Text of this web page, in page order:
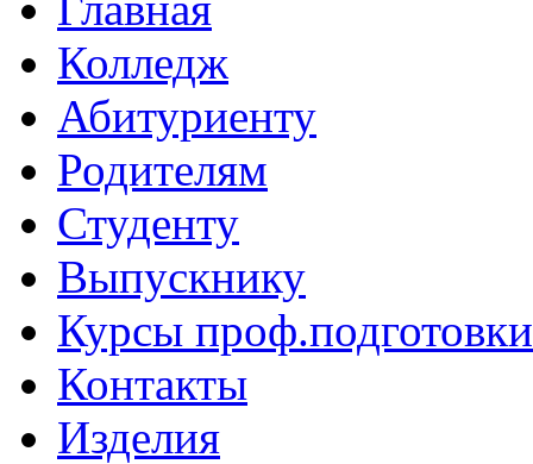
Колледж
Абитуриенту
Родителям
Студенту
Выпускнику
Курсы проф.подготовки
Контакты
Изделия